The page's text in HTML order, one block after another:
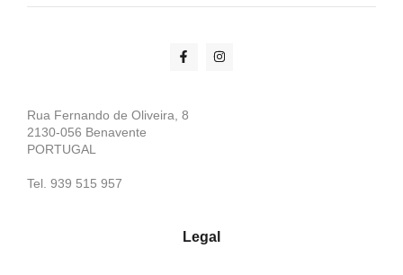
Rua Fernando de Oliveira, 8
2130-056 Benavente
PORTUGAL
Tel. 939 515 957
Legal